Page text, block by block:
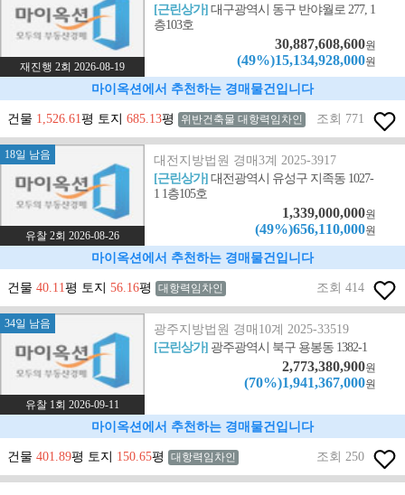
재진행 2회 2026-08-19
[근린상가]대구광역시 동구 반야월로 277, 1
층103호
30,887,608,600원
(49%)15,134,928,000원
마이옥션에서 추천하는 경매물건입니다
건물 1,526.61평 토지 685.13평 위반건축물 대항력임차인 조회 771
18일 남음
유찰 2회 2026-08-26
대전지방법원 경매3계 2025-3917
[근린상가]대전광역시 유성구 지족동 1027-
1 1층105호
1,339,000,000원
(49%)656,110,000원
마이옥션에서 추천하는 경매물건입니다
건물 40.11평 토지 56.16평 대항력임차인 조회 414
34일 남음
유찰 1회 2026-09-11
광주지방법원 경매10계 2025-33519
[근린상가] 광주광역시 북구 용봉동 1382-1
2,773,380,900원
(70%)1,941,367,000원
마이옥션에서 추천하는 경매물건입니다
건물 401.89평 토지 150.65평 대항력임차인 조회 250